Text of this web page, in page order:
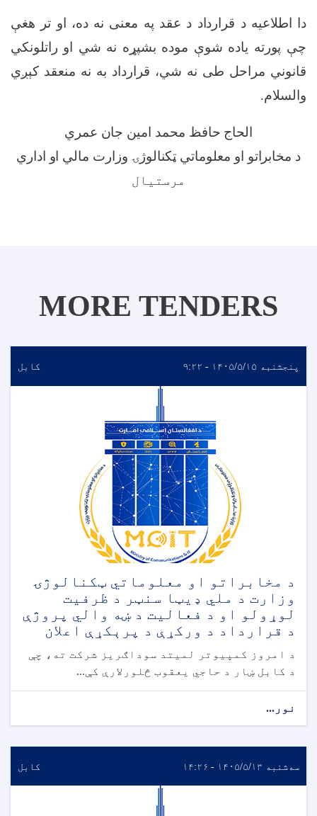
دا اطلاعیه د قرارداد د عقد په معنی نه ده، او تر هغې
چې پورته یاده شوې موده بشپړه نه شي او راتلونکي
قانوني مراحل طی نه شي، قرارداد به نه منعقد کېږي
والسلام.
الحاج حافظ محمد امین جان عمري
د مخابراتو او معلوماتي ټکنالوژۍ وزارت مالي او اداري
مرستیال
MORE TENDERS
پنجشنبه ۱۴۰۵/۵/۱۵ - ۹:۲۲ کابل
د مخابراتو او معلوماتي ټکنالوژۍ
وزارت د ملي ډیټا سنټر د ظرفیت
لوړولو او د فعالیت د ښه والي پروژې
د قرارداد د ورکړې د پرېکړې اعلان
د امروز کمپیوتر لمیتد سوداګریز شرکت ته، چې
د کابل ښار د حاجي یعقوب څلورلارې کې...
نور...
سه‌شنبه ۱۴۰۵/۵/۱۳ - ۱۴:۲۶ کابل